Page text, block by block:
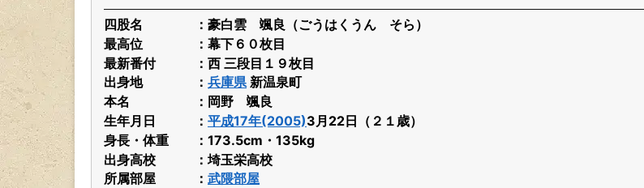
四股名
豪白雲 颯良（ごうはくうん そら）
最高位
幕下６０枚目
最新番付
西 三段目１９枚目
出身地
兵庫県新温泉町
本名
岡野 颯良
生年月日
平成17年(2005)3月22日（２１歳）
身長・体重
173.5cm・135kg
出身高校
埼玉栄高校
所属部屋
武隈部屋